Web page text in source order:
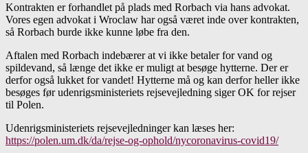
Kontrakten er forhandlet på plads med Rorbach via hans advokat.
Vores egen advokat i Wroclaw har også været inde over kontrakten,
så Rorbach burde ikke kunne løbe fra den.
Aftalen med Rorbach indebærer at vi ikke betaler for vand og
spildevand, så længe det ikke er muligt at besøge hytterne. Der er
derfor også lukket for vandet! Hytterne må og kan derfor heller ikke
besøges før udenrigsministeriets rejsevejledning siger OK for rejser
til Polen.
Udenrigsministeriets rejsevejledninger kan læses her:
https://polen.um.dk/da/rejse-og-ophold/nycoronavirus-covid19/